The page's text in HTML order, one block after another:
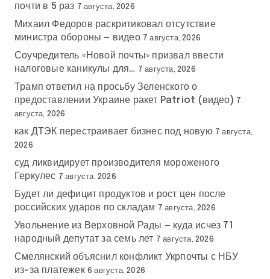
почти в 5 раз 7 августа, 2026
Михаил Федоров раскритиковал отсутствие
министра обороны — видео 7 августа, 2026
Соучредитель «Новой почты» призвал ввести
налоговые каникулы для… 7 августа, 2026
Трамп ответил на просьбу Зеленского о
предоставлении Украине ракет Patriot (видео) 7
августа, 2026
как ДТЭК перестраивает бизнес под новую 7 августа,
2026
суд ликвидирует производителя мороженого
Геркулес 7 августа, 2026
Будет ли дефицит продуктов и рост цен после
российских ударов по складам 7 августа, 2026
Увольнение из Верховной Рады — куда исчез 71
народный депутат за семь лет 7 августа, 2026
Смелянский объяснил конфликт Укрпочты с НБУ
из-за платежек 6 августа, 2026